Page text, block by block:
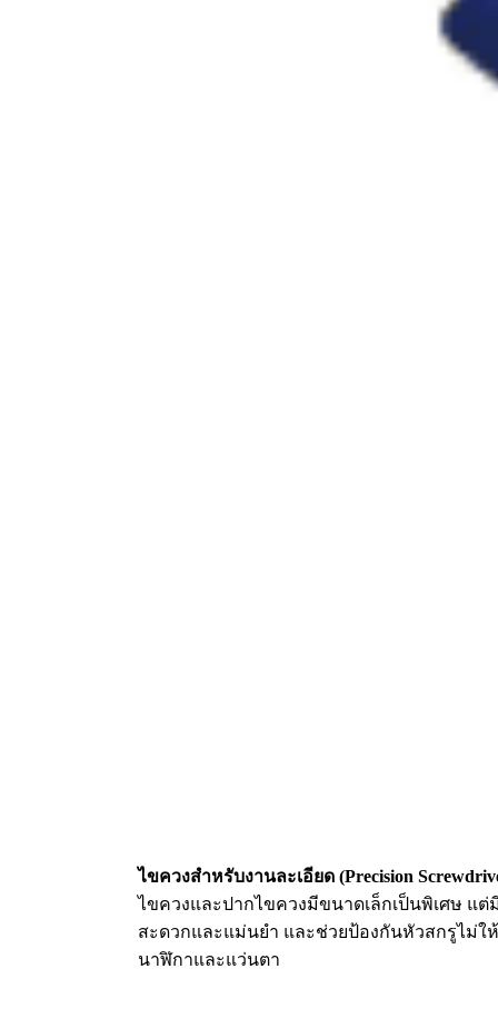
ไขควงสำหรับงานละเอียด (Precision
ไขควงและปากไขควงมีขนาดเล็กเป็นพิเศษ แ
สะดวกและแม่นยำ และช่วยป้องกันหัวสกรูไม่
นาฬิกาและแว่นตา